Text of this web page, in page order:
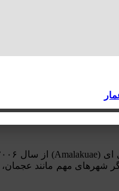
شهرهای مهم مانند